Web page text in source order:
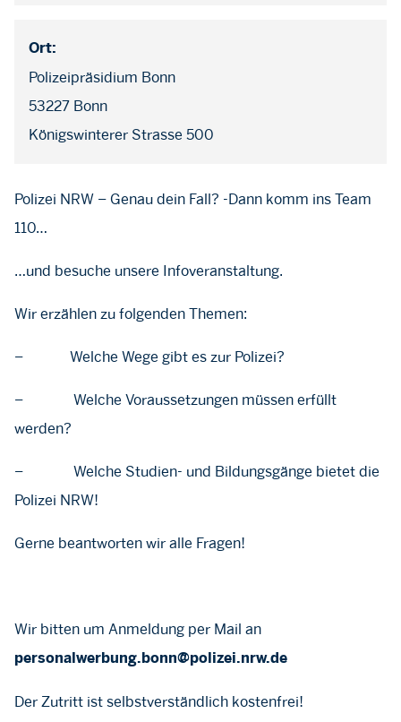
Ort:
Polizeipräsidium Bonn
53227 Bonn
Königswinterer Strasse 500
Polizei NRW – Genau dein Fall? -Dann komm ins Team
110…
…und besuche unsere Infoveranstaltung.
Wir erzählen zu folgenden Themen:
– Welche Wege gibt es zur Polizei?
– Welche Voraussetzungen müssen erfüllt
werden?
– Welche Studien- und Bildungsgänge bietet die
Polizei NRW!
Gerne beantworten wir alle Fragen!
Wir bitten um Anmeldung per Mail an
personalwerbung.bonn@polizei.nrw.de
Der Zutritt ist selbstverständlich kostenfrei!